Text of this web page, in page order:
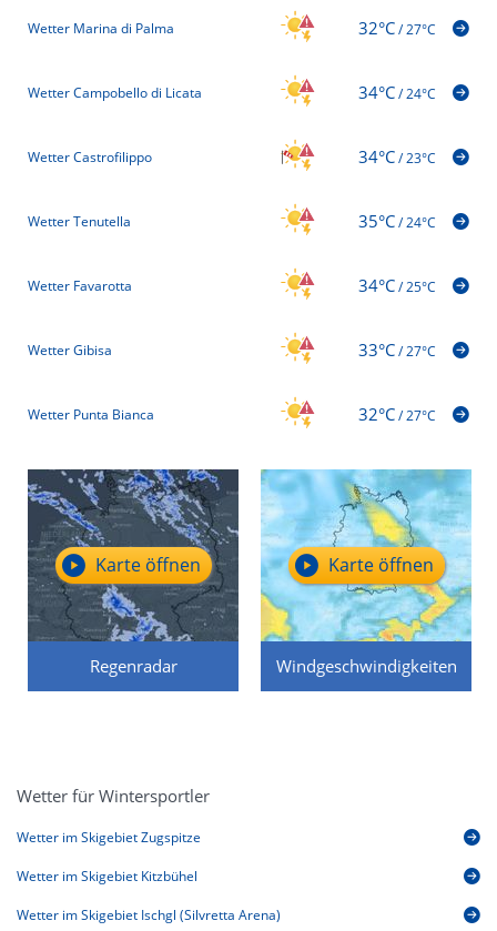
Wetter Marina di Palma 32°C/27°C
Wetter Campobello di Licata 34°C/24°C
Wetter Castrofilippo 34°C/23°C
Wetter Tenutella 35°C/24°C
Wetter Favarotta 34°C/25°C
Wetter Gibisa 33°C/27°C
Wetter Punta Bianca 32°C/27°C
Regenradar
Karte öffnen
Windgeschwindigkeiten
Karte öffnen
Wetter für Wintersportler
Wetter im Skigebiet Zugspitze
Wetter im Skigebiet Kitzbühel
Wetter im Skigebiet Ischgl (Silvretta Arena)